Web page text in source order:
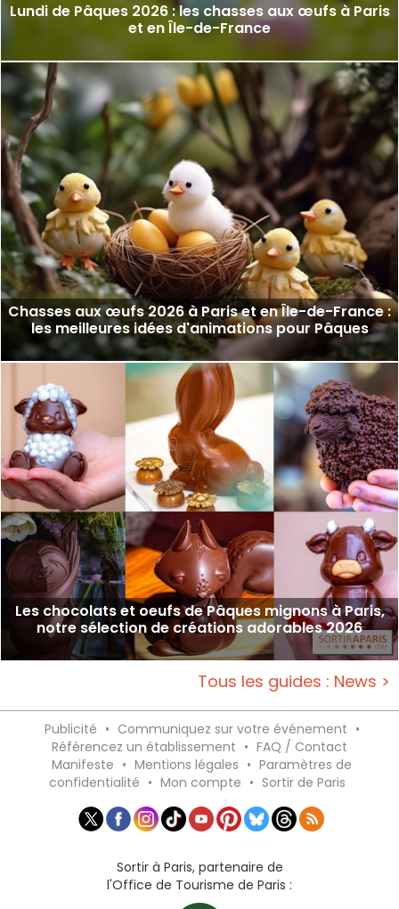
Lundi de Pâques 2026 : les chasses aux œufs à Paris
et en Île-de-France
Chasses aux œufs 2026 à Paris et en Île-de-France :
les meilleures idées d'animations pour Pâques
Les chocolats et oeufs de Pâques mignons à Paris,
notre sélection de créations adorables 2026
Tous les guides : News >
Publicité • Communiquez sur votre événement •
Référencez un établissement • FAQ / Contact
Manifeste • Mentions légales • Paramètres de
confidentialité • Mon compte • Sortir de Paris
Sortir à Paris, partenaire de
l'Office de Tourisme de Paris :